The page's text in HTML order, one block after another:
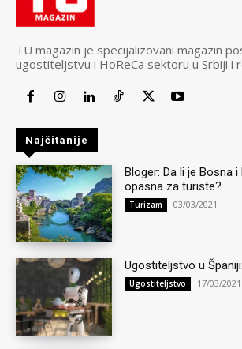
TU magazin je specijalizovani magazin
ugostiteljstvu i HoReCa sektoru u Srbiji i
Najčitanije
Bloger: Da li je Bosna
opasna za turiste?
Turizam 03/03/2021
Ugostiteljstvo u
Ugostiteljstvo 17/03/2021